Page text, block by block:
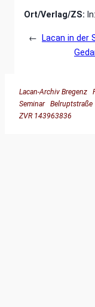
Ort/Verlag/ZS:
←
Lacan in der
Lacan-Archiv Bregenz
Seminar
ZVR 143963836